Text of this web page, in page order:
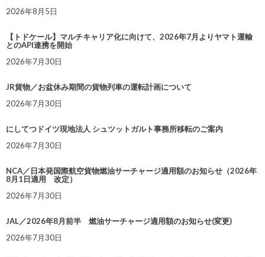
2026年8月5日
【トドケール】マルチキャリア化に向けて、2026年7月よりヤマト運輸
とのAPI連携を開始
2026年7月30日
JR貨物／お盆休み期間の貨物列車の運転計画について
2026年7月30日
にしてつドイツ現地法人 シュツットガルト事務所移転のご案内
2026年7月30日
NCA／日本発国際航空貨物燃油サーチャージ適用額のお知らせ（2026年
8月1日適用 改定）
2026年7月30日
JAL／2026年8月前半 燃油サーチャージ適用額のお知らせ(変更)
2026年7月30日